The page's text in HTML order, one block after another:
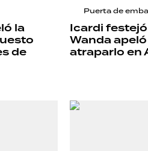
la
de
Puerta de
Icardi
Wanda
atraparlo en